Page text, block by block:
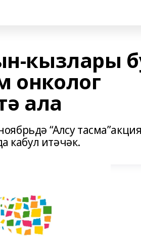
кызлары
онколог
ала
“Алсу
кабул итәчәк.